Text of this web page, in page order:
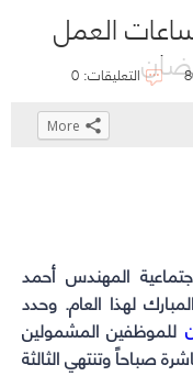
ساعات العمل
التعليقات: 0
المهندس أحمد
لهذا العام. وحدد
للموظفين المشمولين
صباحاً وتنتهي الثالثة
(Opens
in
new
window)
(Opens
in
new
window)
Click
(Opens
in
new
window)
More